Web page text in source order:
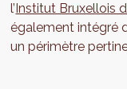
l’ Institut Bruxellois
également intégré
un périmètre